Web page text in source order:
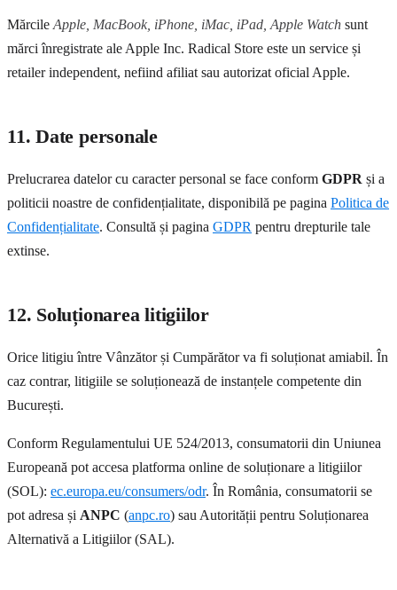
Mărcile Apple, MacBook, iPhone, iMac, iPad, Apple Watch sunt
mărci înregistrate ale Apple Inc. Radical Store este un service și
retailer independent, nefiind afiliat sau autorizat oficial Apple.
11. Date personale
Prelucrarea datelor cu caracter personal se face conform GDPR și a
politicii noastre de confidențialitate, disponibilă pe pagina Politica de
Confidențialitate. Consultă și pagina GDPR pentru drepturile tale
extinse.
12. Soluționarea litigiilor
Orice litigiu între Vânzător și Cumpărător va fi soluționat amiabil. În
caz contrar, litigiile se soluționează de instanțele competente din
București.
Conform Regulamentului UE 524/2013, consumatorii din Uniunea
Europeană pot accesa platforma online de soluționare a litigiilor
(SOL): ec.europa.eu/consumers/odr. În România, consumatorii se
pot adresa și ANPC (anpc.ro) sau Autorității pentru Soluționarea
Alternativă a Litigiilor (SAL).